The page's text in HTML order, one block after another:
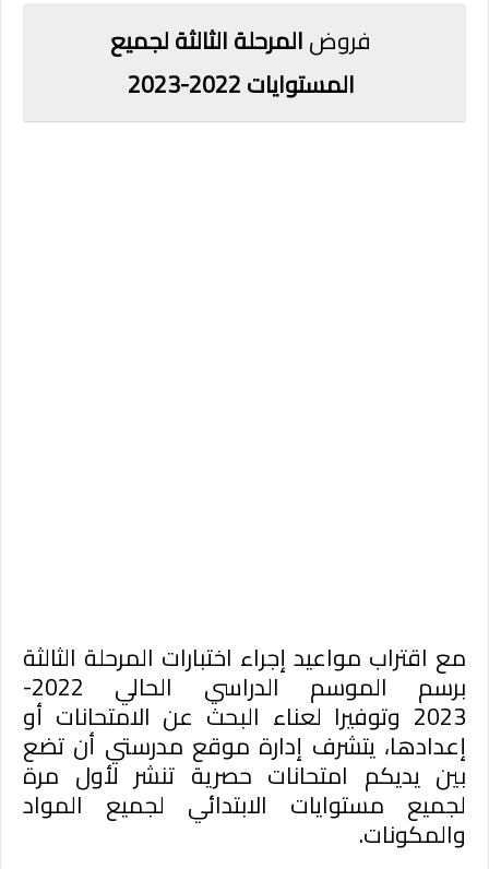
فروضالمرحلة الثالثة لجميع
المستوايات
مع اقتراب مواعيد إجراء اختبارات المرحلة الثالثة
برسم الموسم الدراسي الحالي 2022-
2023 وتوفيرا لعناء البحث عن الامتحانات أو
إعدادها، يتشرف إدارة موقع مدرستي أن تضع
بين يديكم امتحانات حصرية تنشر لأول مرة
لجميع مستوايات الابتدائي لجميع المواد
والمكونات.